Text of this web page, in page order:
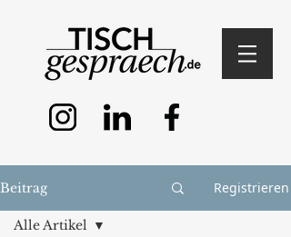
Beitrag Registrieren
Alle Artikel